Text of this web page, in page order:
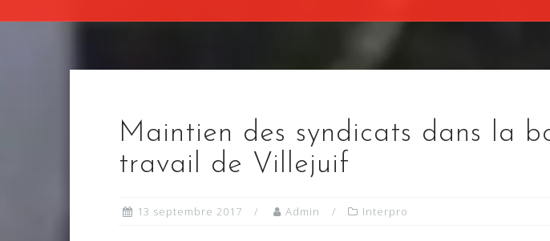
Maintien des syndicats dans la
travail de Villejuif
13 septembre 2017 Admin Interpro